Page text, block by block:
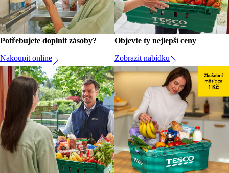
Potřebujete doplnit zásoby?
Nakoupit online
Objevte ty nejlepší ceny
Zobrazit nabídku